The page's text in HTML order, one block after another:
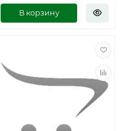
В корзину